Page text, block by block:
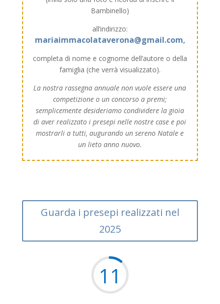
Bambinello)
all’indirizzo:
mariaimmacolataverona@gmail.com,
completa di nome e cognome dell’autore o della
famiglia (che verrà visualizzato).
La nostra rassegna annuale non vuole essere una
competizione o un concorso a premi;
semplicemente desideriamo condividere la gioia
di aver realizzato i presepi nelle nostre case e poi
mostrarli a tutti, augurando un sereno Natale e
un lieto anno nuovo.
Guarda i presepi realizzati nel
2025
11